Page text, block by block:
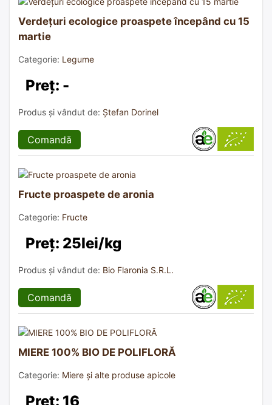
Verdețuri ecologice proaspete începând cu 15
martie
Categorie: Legume
Preț: -
Produs și vândut de: Ștefan Dorinel
Comandă
Fructe proaspete de aronia
Categorie: Fructe
Preț: 25lei/kg
Produs și vândut de: Bio Flaronia S.R.L.
Comandă
MIERE 100% BIO DE POLIFLORĂ
Categorie: Miere și alte produse apicole
Preț: 16